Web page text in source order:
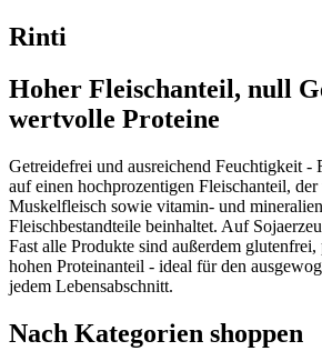
Rinti
Hoher Fleischanteil, null
wertvolle Proteine
Getreidefrei und ausreichend Feuchtigkeit -
auf einen hochprozentigen Fleischanteil,
Muskelfleisch sowie vitamin- und
Fleischbestandteile beinhaltet. Auf
Fast alle Produkte sind außerdem
hohen Proteinanteil - ideal für den
jedem Lebensabschnitt.
Nach Kategorien shoppen